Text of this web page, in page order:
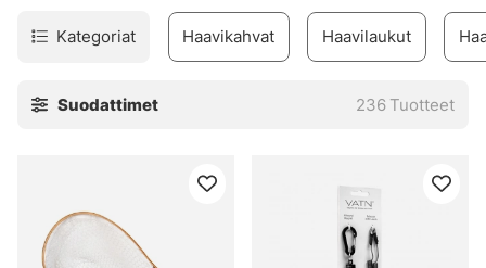
Kategoriat Haavikahvat Haavilaukut
Suodattimet 236 Tuotteet